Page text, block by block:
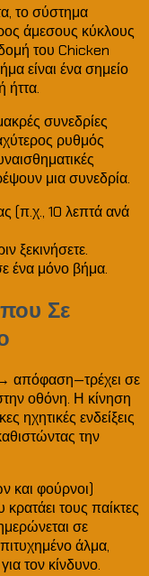
το σύστημα
άμεσους κύκλους
του Chicken
είναι ένα σημείο
ήττα.
συνεδρίες
ρυθμός
μια συνεδρία.
(π.χ., 10 λεπτά ανά
ξεκινήσετε.
ένα μόνο βήμα.
Σε
απόφαση—τρέχει σε
οθόνη. Η κίνηση
ηχητικές ενδείξεις
την
και φούρνοι)
τους παίκτες
σε
άλμα,
τον κίνδυνο.